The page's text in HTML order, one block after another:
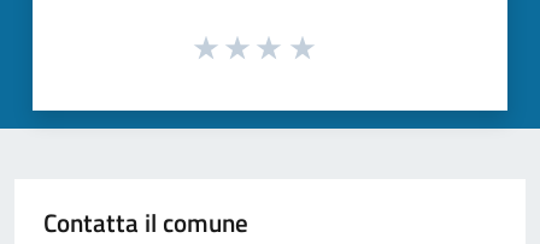
Contatta il comune